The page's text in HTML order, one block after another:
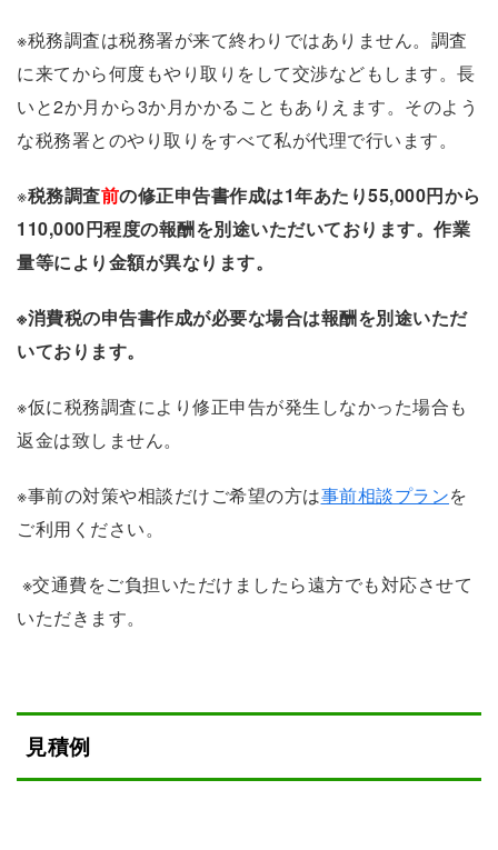
※税務調査は税務署が来て終わりではありません。調査
に来てから何度もやり取りをして交渉などもします。長
いと2か月から3か月かかることもありえます。そのよう
な税務署とのやり取りをすべて私が代理で行います。
※税務調査前の修正申告書作成は1年あたり55,000円から
110,000円程度の報酬を別途いただいております。作業
量等により金額が異なります。
※消費税の申告書作成が必要な場合は報酬を別途いただ
いております。
※仮に税務調査により修正申告が発生しなかった場合も
返金は致しません。
※事前の対策や相談だけご希望の方は事前相談プランを
ご利用ください。
※交通費をご負担いただけましたら遠方でも対応させて
いただきます。
見積例